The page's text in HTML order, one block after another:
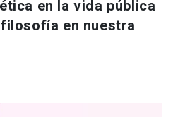
en la vida pública
en nuestra